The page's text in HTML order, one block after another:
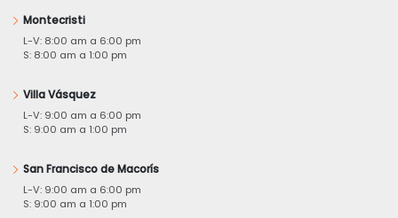
Montecristi
L-V: 8:00 am a 6:00 pm
S: 8:00 am a 1:00 pm
Villa Vásquez
L-V: 9:00 am a 6:00 pm
S: 9:00 am a 1:00 pm
San Francisco de Macorís
L-V: 9:00 am a 6:00 pm
S: 9:00 am a 1:00 pm